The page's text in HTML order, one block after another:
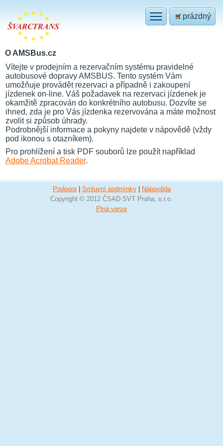
prázdný
O AMSBus.cz
Vítejte v prodejním a rezervačním systému pravidelné
autobusové dopravy AMSBUS. Tento systém Vám
umožňuje provádět rezervaci a případně i zakoupení
jízdenek on-line. Váš požadavek na rezervaci jízdenek je
okamžitě zpracován do konkrétního autobusu. Dozvíte se
ihned, zda je pro Vás jízdenka rezervována a máte možnost
zvolit si způsob úhrady.
Podrobnější informace a pokyny najdete v nápovědě (vždy
pod ikonou s otazníkem).
Pro prohlížení a tisk PDF souborů lze použít například
Adobe Acrobat Reader.
Podpora| Smluvní podmínky|
Nápověda
Copyright © 2012 ČSAD SVT Praha, s.r.o.
Plná verze